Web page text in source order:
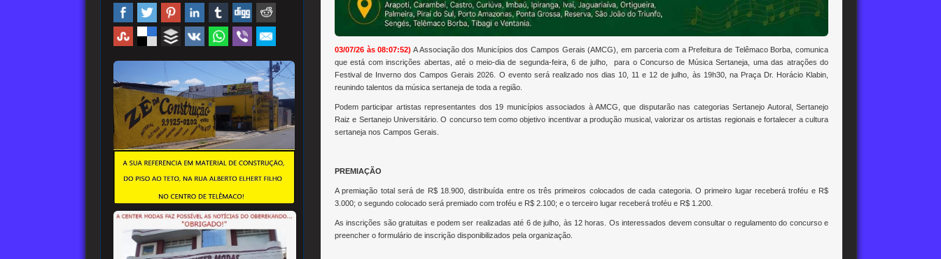
03/07/26 às 08:07:52) A Associação dos Municípios dos Campos Gerais (AMCG), em parceria com a Prefeitura de Telêmaco Borba, comunica
que está com inscrições abertas, até o meio-dia de segunda-feira, 6 de julho, para o Concurso de Música Sertaneja, uma das atrações do
Festival de Inverno dos Campos Gerais 2026. O evento será realizado nos dias 10, 11 e 12 de julho, às 19h30, na Praça Dr. Horácio Klabin,
reunindo talentos da música sertaneja de toda a região.
Podem participar artistas representantes dos 19 municípios associados à AMCG, que disputarão nas categorias Sertanejo Autoral, Sertanejo
Raiz e Sertanejo Universitário. O concurso tem como objetivo incentivar a produção musical, valorizar os artistas regionais e fortalecer a cultura
sertaneja nos Campos Gerais.
PREMIAÇÃO
A premiação total será de R$ 18.900, distribuída entre os três primeiros colocados de cada categoria. O primeiro lugar receberá troféu e R$
3.000; o segundo colocado será premiado com troféu e R$ 2.100; e o terceiro lugar receberá troféu e R$ 1.200.
As inscrições são gratuitas e podem ser realizadas até 6 de julho, às 12 horas. Os interessados devem consultar o regulamento do concurso e
preencher o formulário de inscrição disponibilizados pela organização.